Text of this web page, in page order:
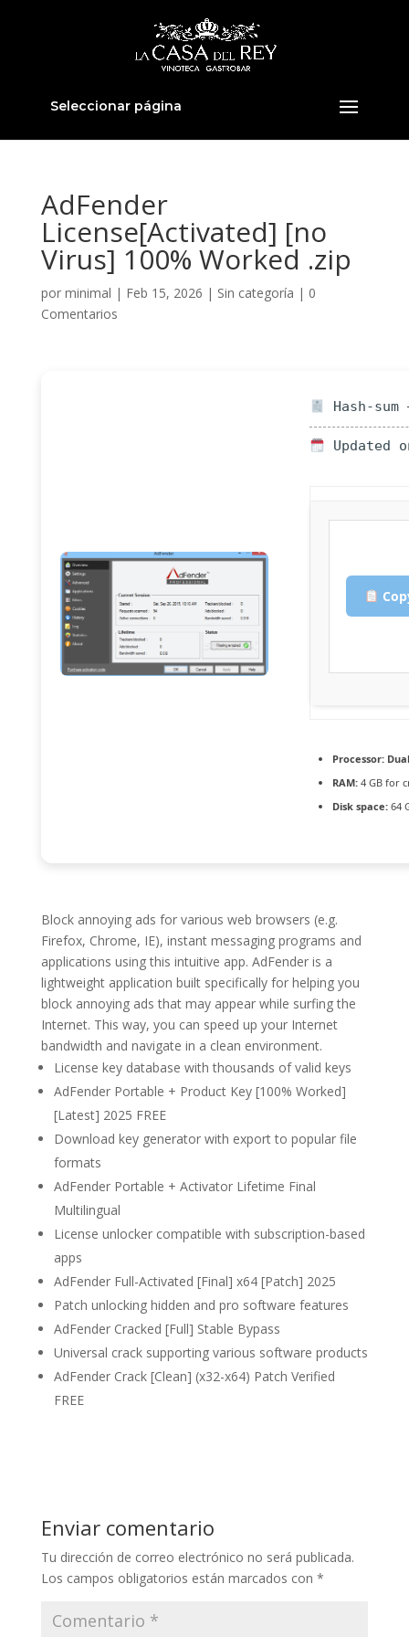
Seleccionar página
AdFender
License[Activated] [no
Virus] 100% Worked .zip
por minimal | Feb 15, 2026 | Sin categoría | 0
Comentarios
Hash-sum
Updated
Processor:
RAM:4 GB for
Disk space:64
Block annoying ads for various web browsers (e.g.
Firefox, Chrome, IE), instant messaging programs and
applications using this intuitive app. AdFender is a
lightweight application built specifically for helping you
block annoying ads that may appear while surfing the
Internet. This way, you can speed up your Internet
bandwidth and navigate in a clean environment.
License key database with thousands of valid keys
AdFender Portable + Product Key [100% Worked]
[Latest] 2025 FREE
Download key generator with export to popular file
formats
AdFender Portable + Activator Lifetime Final
Multilingual
License unlocker compatible with subscription-based
apps
AdFender Full-Activated [Final] x64 [Patch] 2025
Patch unlocking hidden and pro software features
AdFender Cracked [Full] Stable Bypass
Universal crack supporting various software products
AdFender Crack [Clean] (x32-x64) Patch Verified
FREE
Enviar comentario
Tu dirección de correo electrónico no será publicada.
Los campos obligatorios están marcados con *